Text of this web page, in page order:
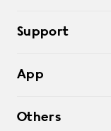
アクセサリー
ログアウト
Support
よくあるご質問
お問い合わせ
App
Others